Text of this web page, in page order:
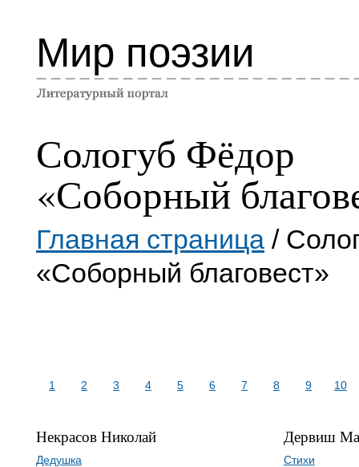
Мир поэзии
Сологуб Фёдор
«Соборный
Главная страница /
«Соборный благовест»
1 2 3 4 5 6 7 8 9 10
Некрасов Николай
Дедушка
Дервиш
Стихи